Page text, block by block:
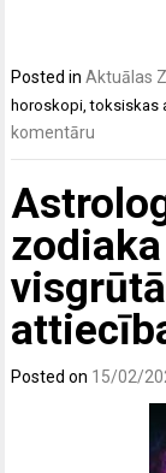
Posted inAktuālas
horoskopi ,toksiskas
komentāru
Posted on 15/02/